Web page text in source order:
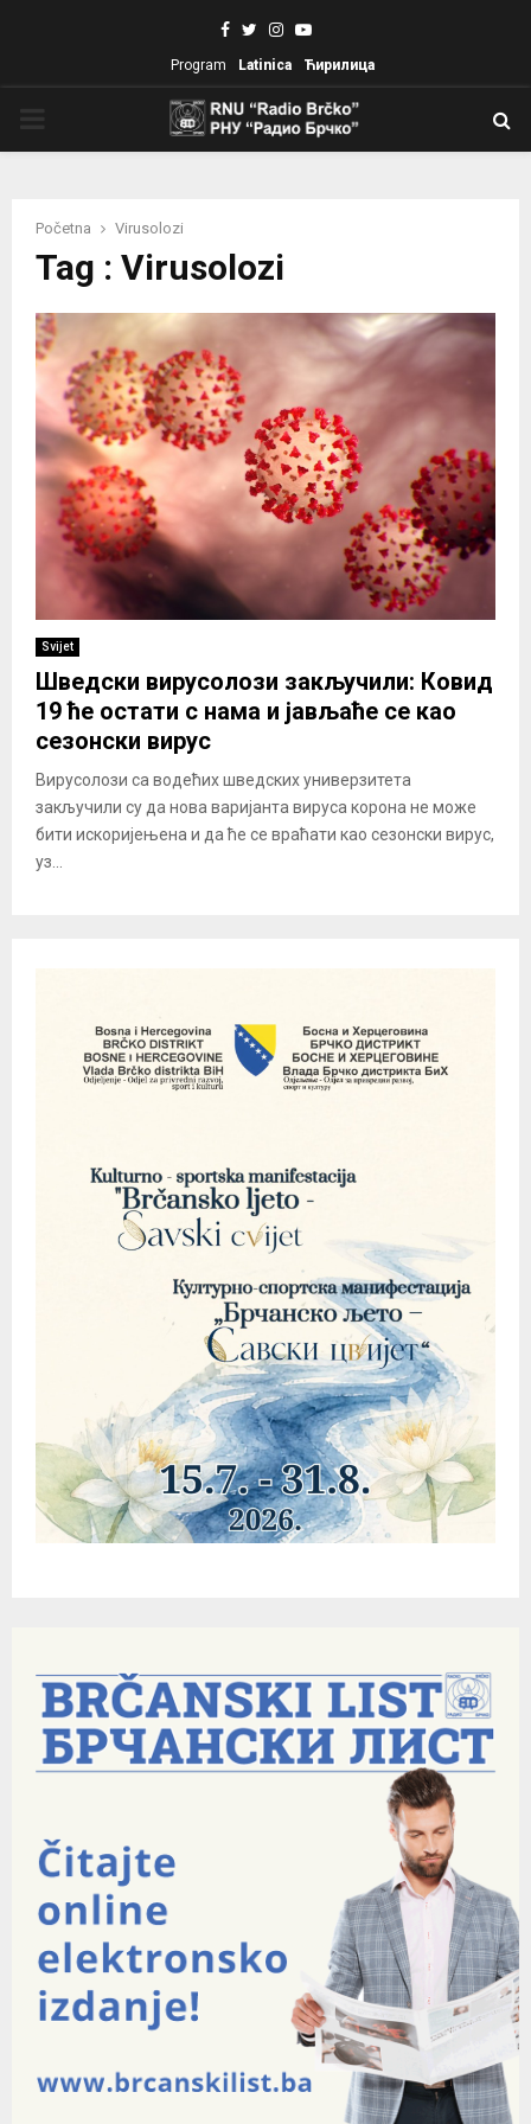
Facebook
TwitterInstagram
Youtube
Program Latinica Ћирилица
Početna Virusolozi
Tag : Virusolozi
Svijet
Шведски вирусолози закључили: Ковид
19 ће остати с нама и јављаће се као
сезонски вирус
Вирусолози са водећих шведских универзитета
закључили су да нова варијанта вируса корона не може
бити искоријењена и да ће се враћати као сезонски вирус,
уз...